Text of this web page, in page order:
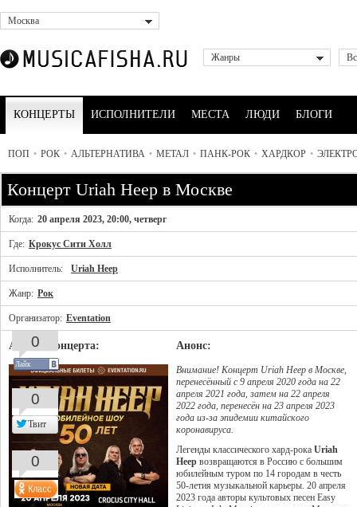
Москва
Жанры
КОНЦЕРТЫ ИСПОЛНИТЕЛИ МЕСТА ЛЮДИ БЛОГИ
ПОП • РОК • АЛЬТЕРНАТИВА • МЕТАЛ • ПАНК-РОК • ХАРДКОР •
Концерт Uriah Heep в Москве
Когда: 20 апреля 2023, 20:00, четверг
Где: Крокус Сити Холл
Исполнитель: Uriah Heep
Жанр: Рок
Организатор: Eventation
Афиша концерта: Анонс:
Внимание! Концерт Uriah Heep в Москве,
перенесённый с 9 апреля 2020 года на 22
апреля 2021 года, затем на 22 апреля
2022 года, перенесён на 23 апреля 2023
года из-за эпидемии китайского
коронавируса.
Легенды классического хард-рока Uriah
Heep возвращаются в Россию с большим
юбилейным туром по 14 городам в честь
50-летия музыкальной карьеры. 20 апреля
2023 года авторы культовых песен Easy
0
Лайк
0
Твит
0